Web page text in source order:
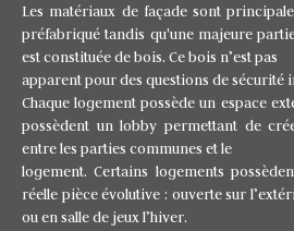
Les matériaux de façade sont
préfabriqué tandis qu'une majeure
est constituée de bois. Ce bois n’est pas
apparent pour des questions de sécurité
Chaque logement possède un espace
possèdent un lobby permettant de
entre les parties communes et le
logement. Certains logements
réelle pièce évolutive : ouverte sur
ou en salle de jeux l’hiver.